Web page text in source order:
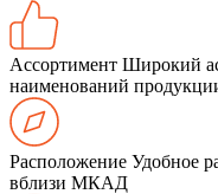
Ассортимент Широкий
наименований
Расположение Удобное
вблизи МКАД